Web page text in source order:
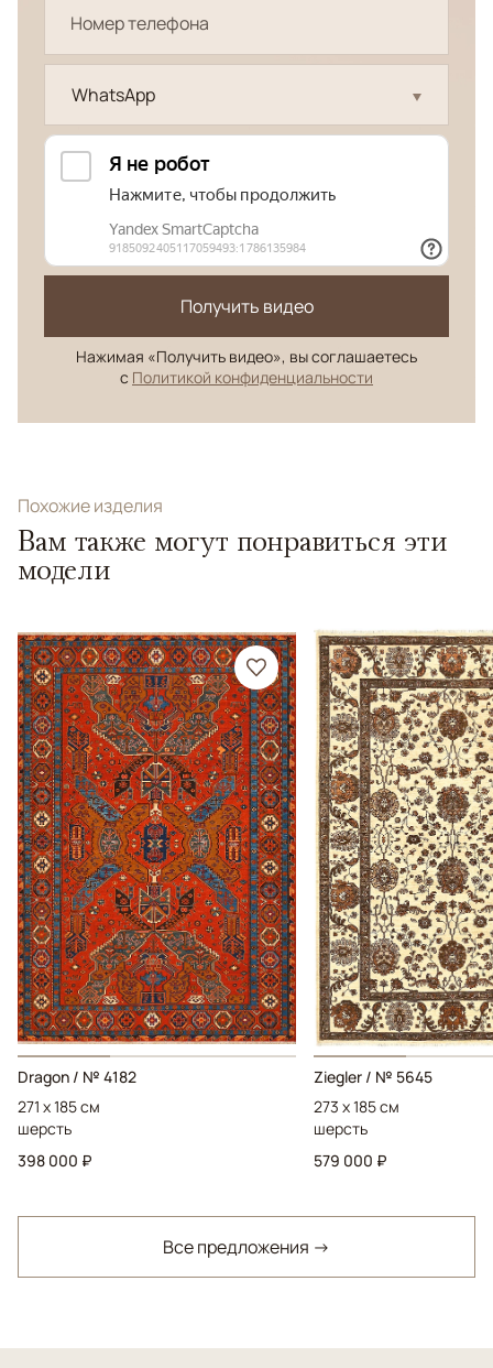
WhatsApp
Получить видео
Нажимая «Получить видео», вы соглашаетесь
с Политикой конфиденциальности
Похожие изделия
Вам также могут понравиться эти
модели
Dragon / № 4182
271 x 185 см
шерсть
398 000 ₽
Ziegler / № 5645
273 x 185 см
шерсть
579 000 ₽
Все предложения →